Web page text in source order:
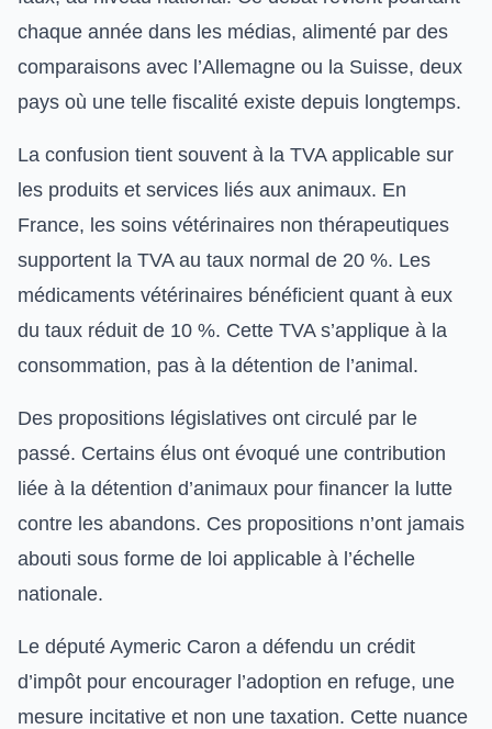
chaque année dans les médias, alimenté par des
comparaisons avec l’Allemagne ou la Suisse, deux
pays où une telle fiscalité existe depuis longtemps.
La confusion tient souvent à la TVA applicable sur
les produits et services liés aux animaux. En
France, les soins vétérinaires non thérapeutiques
supportent la TVA au taux normal de 20 %. Les
médicaments vétérinaires bénéficient quant à eux
du taux réduit de 10 %. Cette TVA s’applique à la
consommation, pas à la détention de l’animal.
Des propositions législatives ont circulé par le
passé. Certains élus ont évoqué une contribution
liée à la détention d’animaux pour financer la lutte
contre les abandons. Ces propositions n’ont jamais
abouti sous forme de loi applicable à l’échelle
nationale.
Le député Aymeric Caron a défendu un crédit
d’impôt pour encourager l’adoption en refuge, une
mesure incitative et non une taxation. Cette nuance